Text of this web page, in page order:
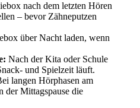
nach dem letzten Hören
– bevor Zähneputzen
über Nacht laden, wenn
Nach der Kita oder Schule
und Spielzeit läuft.
langen Hörphasen am
der Mittagspause die